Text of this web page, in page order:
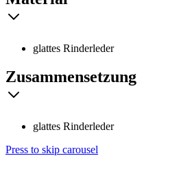
glattes Rinderleder
Zusammensetzung
glattes Rinderleder
Press to skip carousel